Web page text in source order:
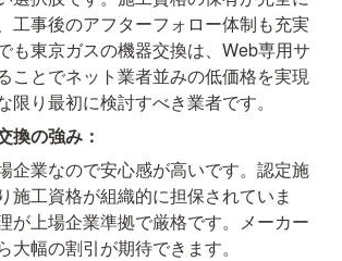
工事後のアフターフォロー体制も充実
も東京ガスの機器交換は、Web専用サ
ことでネット業者並みの低価格を実現
限り最初に検討すべき業者です。
換の強み：
企業なので安心感が高いです。認定施
施工資格が組織的に担保されていま
が上場企業準拠で厳格です。メーカー
大幅の割引が期待できます。